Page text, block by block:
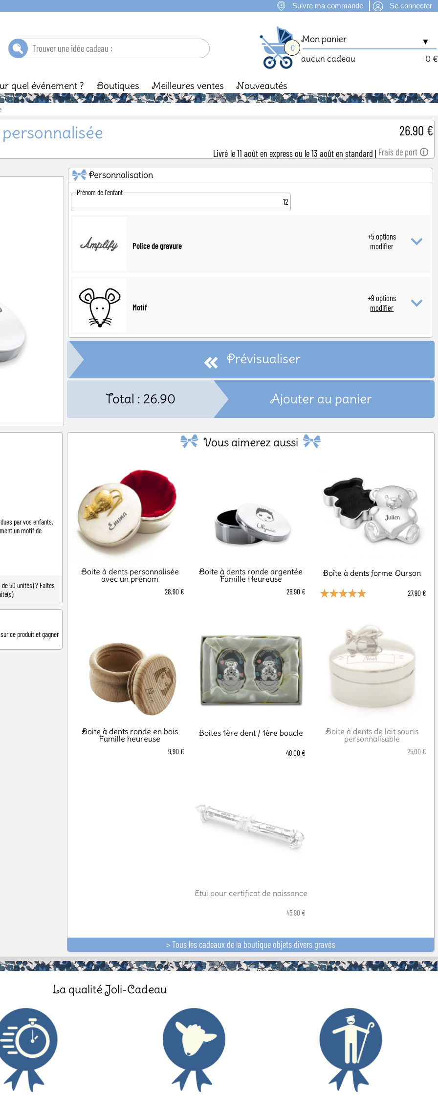
Se connecter
Suivre ma commande
0
▼
Mon panier
0 €
aucun cadeau
quel événement ? Boutiques Meilleures ventes Nouveautés
Livré le 11 août en express ou le 13 août en standard | Frais de port 🛈
26.90 €
Personnalisation
Prénom de l'enfant
12
Police de gravure
+5options
modifier
Motif
+9 options
modifier
Prévisualiser
Total : 26.90 Ajouter au panier
par vos enfants.
un motif de
50 unités) ? Faites
ce produit et gagner
Vous aimerez aussi
Boite à dents personnalisée
avec un prénom
28,90 €
Boite à dents ronde argentée
Famille Heureuse
26,90 €
Boîte à dents forme Ourson
27,90 €
Boite à dents ronde en bois
Famille heureuse
9,90 €
Boites 1ère dent / 1ère boucle
48,00 €
Boite à dents de lait souris
personnalisable
25,00 €
Etui pour certificat de naissance
45,90 €
> Tous les cadeaux de la boutique objets divers gravés
La qualité Joli-Cadeau